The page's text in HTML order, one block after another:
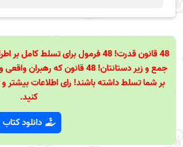
جمع و زیر دستانتان! 48 قانون که
بر شما تسلط داشته باشند! رای اطلاعات بیشتر
کنید.
دانلود کتاب